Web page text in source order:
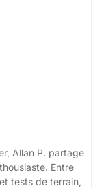
Allan P. partage
Entre
tests de terrain,